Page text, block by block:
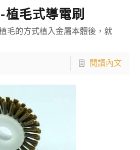
植毛式導電刷
毛的方式植入金屬本體後，就
閱讀內文